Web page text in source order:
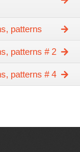
patterns
patterns # 2
patterns # 4